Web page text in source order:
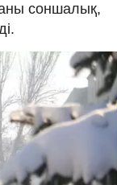
соншалық,